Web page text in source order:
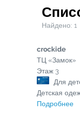
Найдено: 1
crockide
ТЦ «Замок»
Этаж 3
Для
Детская
Подробнее